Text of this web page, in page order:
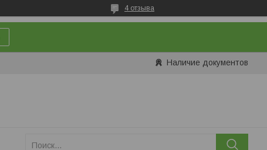
4 отзыва
Наличие документов